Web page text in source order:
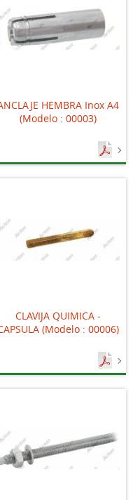
HEMBRA Inox A4
(Modelo : 00003)
CLAVIJA QUIMICA -
(Modelo : 00006)